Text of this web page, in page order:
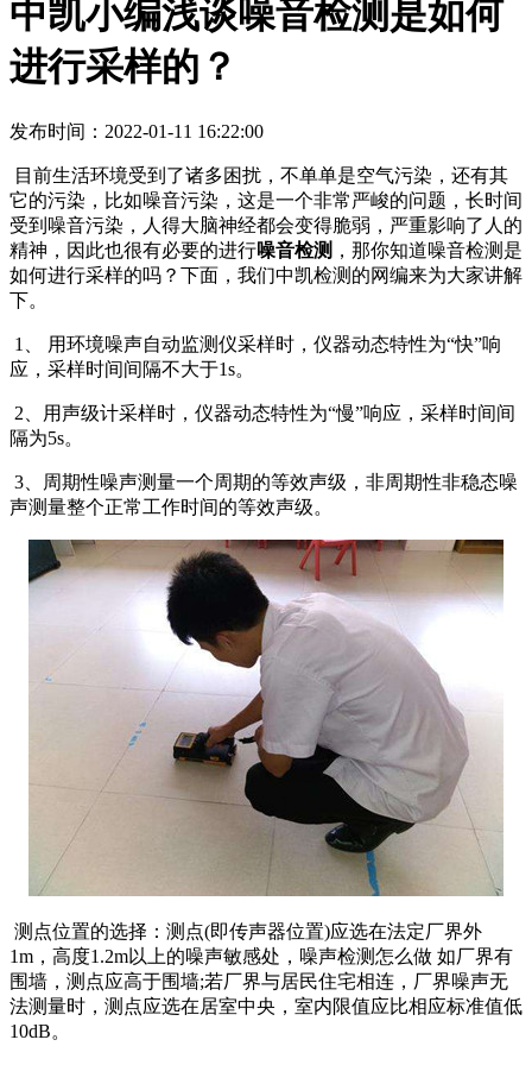
中凯小编浅谈噪音检测是如何
进行采样的？
发布时间：2022-01-11 16:22:00
目前生活环境受到了诸多困扰，不单单是空气污染，还有其
它的污染，比如噪音污染，这是一个非常严峻的问题，长时间
受到噪音污染，人得大脑神经都会变得脆弱，严重影响了人的
精神，因此也很有必要的进行噪音检测 ，那你知道噪音检测是
如何进行采样的吗？下面，我们中凯检测的网编来为大家讲解
下。
1、 用环境噪声自动监测仪采样时，仪器动态特性为“快”响
应，采样时间间隔不大于1s。
2、用声级计采样时，仪器动态特性为“慢”响应，采样时间间
隔为5s。
3、周期性噪声测量一个周期的等效声级，非周期性非稳态噪
声测量整个正常工作时间的等效声级。
测点位置的选择：测点(即传声器位置)应选在法定厂界外
1m，高度1.2m以上的噪声敏感处，噪声检测怎么做 如厂界有
围墙，测点应高于围墙;若厂界与居民住宅相连，厂界噪声无
法测量时，测点应选在居室中央，室内限值应比相应标准值低
10dB。